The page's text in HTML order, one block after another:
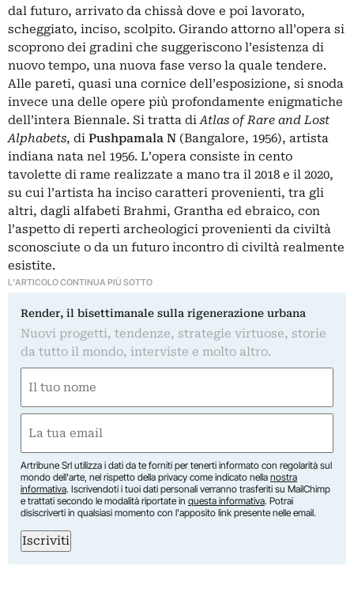
dal futuro, arrivato da chissà dove e poi lavorato,
scheggiato, inciso, scolpito. Girando attorno all’opera si
scoprono dei gradini che suggeriscono l’esistenza di
nuovo tempo, una nuova fase verso la quale tendere.
Alle pareti, quasi una cornice dell’esposizione, si snoda
invece una delle opere più profondamente enigmatiche
dell’intera Biennale. Si tratta di Atlas of Rare and Lost
Alphabets, di Pushpamala N (Bangalore, 1956), artista
indiana nata nel 1956. L’opera consiste in cento
tavolette di rame realizzate a mano tra il 2018 e il 2020,
su cui l’artista ha inciso caratteri provenienti, tra gli
altri, dagli alfabeti Brahmi, Grantha ed ebraico, con
l’aspetto di reperti archeologici provenienti da civiltà
sconosciute o da un futuro incontro di civiltà realmente
esistite.
L'ARTICOLO CONTINUA PIÙ SOTTO
Render, il bisettimanale sulla rigenerazione urbana
Nuovi progetti, tendenze, strategie virtuose, storie
da tutto il mondo, interviste e molto altro.
(Obbligatorio)
Nome
(Obbligatorio)
Artribune Srl utilizza i dati da te forniti per tenerti informato con regolarità sul
mondo dell'arte, nel rispetto della privacy come indicato nella nostra
informativa. Iscrivendoti i tuoi dati personali verranno trasferiti su MailChimp
e trattati secondo le modalità riportate in questa informativa. Potrai
disiscriverti in qualsiasi momento con l'apposito link presente nelle email.
Iscriviti